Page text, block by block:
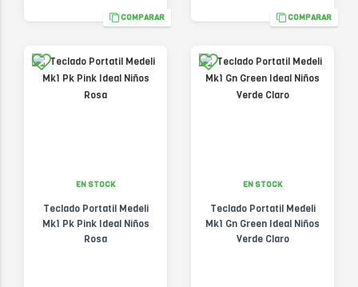
COMPARAR COMPARAR
EN STOCK
Teclado Portatil Medeli
Mk1 Pk Pink Ideal Niños
Rosa
EN STOCK
Teclado Portatil Medeli
Mk1 Gn Green Ideal Niños
Verde Claro